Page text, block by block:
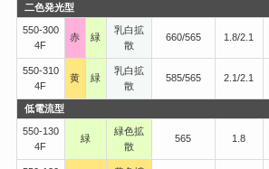
二色発光型
550-300
4F
赤 緑
乳白拡
散
660/565 1.8/2.1
550-310
4F
黄 緑
乳白拡
散
585/565 2.1/2.1
低電流型
550-130
4F
緑
緑色拡
散
565 1.8